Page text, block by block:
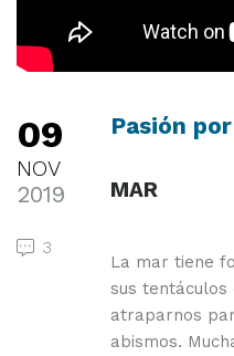
09
NOV
2019
3
Pasión
MAR
La mar tiene
sus tentáculos
atraparnos
abismos.